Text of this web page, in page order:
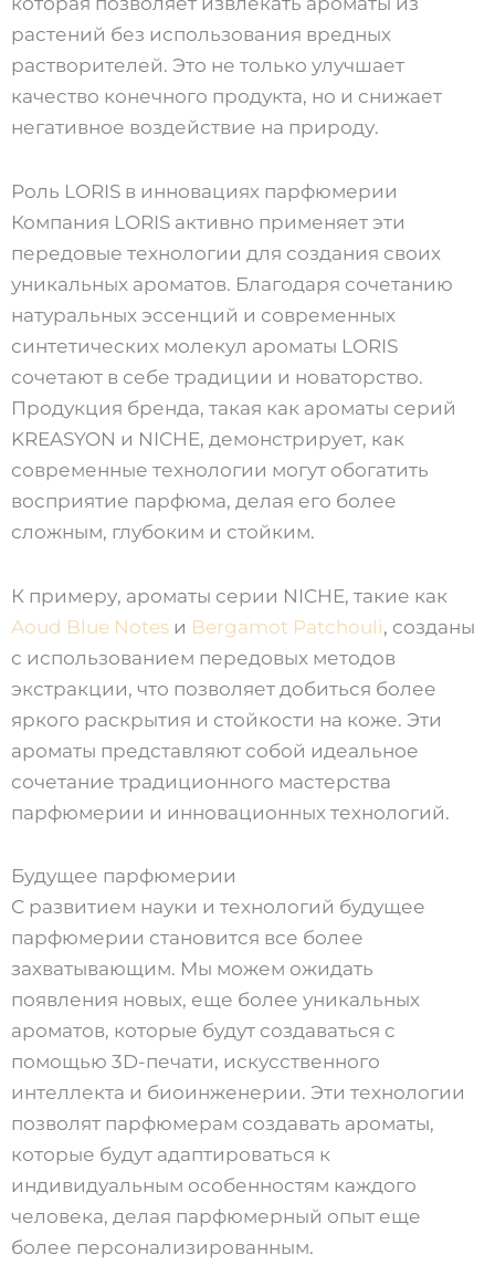
растений без использования вредных
растворителей. Это не только улучшает
качество конечного продукта, но и снижает
негативное воздействие на природу.
Роль LORIS в инновациях парфюмерии
Компания LORIS активно применяет эти
передовые технологии для создания своих
уникальных ароматов. Благодаря сочетанию
натуральных эссенций и современных
синтетических молекул ароматы LORIS
сочетают в себе традиции и новаторство.
Продукция бренда, такая как ароматы серий
KREASYON и NICHE, демонстрирует, как
современные технологии могут обогатить
восприятие парфюма, делая его более
сложным, глубоким и стойким.
К примеру, ароматы серии NICHE, такие как
Aoud Blue Notes и Bergamot Patchouli, созданы
с использованием передовых методов
экстракции, что позволяет добиться более
яркого раскрытия и стойкости на коже. Эти
ароматы представляют собой идеальное
сочетание традиционного мастерства
парфюмерии и инновационных технологий.
Будущее парфюмерии
С развитием науки и технологий будущее
парфюмерии становится все более
захватывающим. Мы можем ожидать
появления новых, еще более уникальных
ароматов, которые будут создаваться с
помощью 3D-печати, искусственного
интеллекта и биоинженерии. Эти технологии
позволят парфюмерам создавать ароматы,
которые будут адаптироваться к
индивидуальным особенностям каждого
человека, делая парфюмерный опыт еще
более персонализированным.